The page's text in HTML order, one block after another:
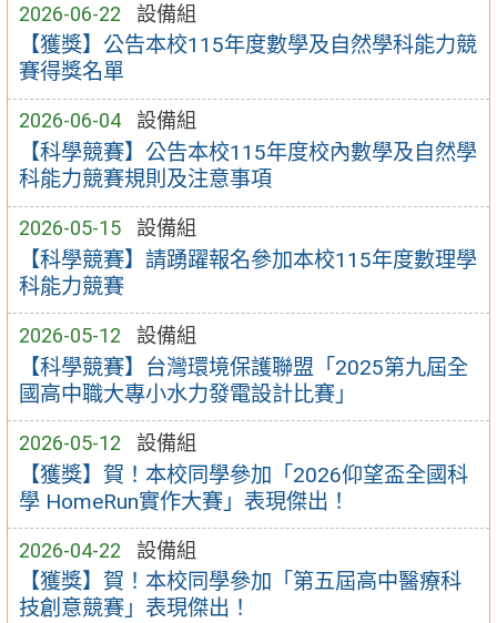
2026-06-22 設備組
【獲獎】公告本校115年度數學及自然學科能力競
賽得獎名單
2026-06-04 設備組
【科學競賽】公告本校115年度校內數學及自然學
科能力競賽規則及注意事項
2026-05-15 設備組
【科學競賽】請踴躍報名參加本校115年度數理學
科能力競賽
2026-05-12 設備組
【科學競賽】台灣環境保護聯盟「2025第九屆全
國高中職大專小水力發電設計比賽」
2026-05-12 設備組
【獲獎】賀！本校同學參加「2026仰望盃全國科
學 HomeRun實作大賽」表現傑出！
2026-04-22 設備組
【獲獎】賀！本校同學參加「第五屆高中醫療科
技創意競賽」表現傑出！